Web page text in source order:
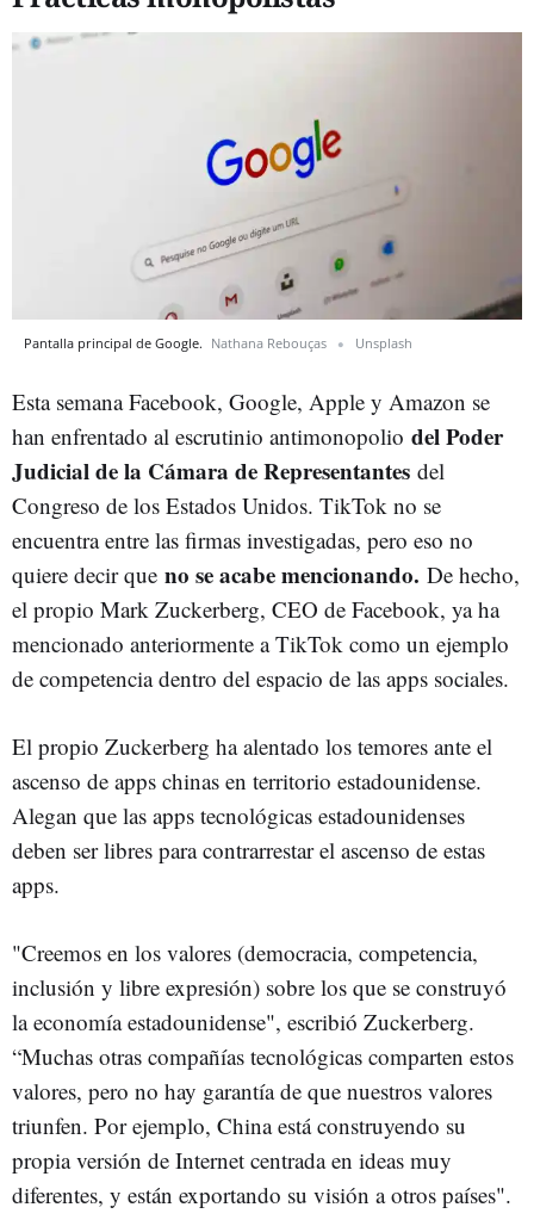
Pantalla principal de Google. Nathana Rebouças Unsplash
Esta semana Facebook, Google, Apple y Amazon se
han enfrentado al escrutinio antimonopolio del Poder
Judicial de la Cámara de Representantes del
Congreso de los Estados Unidos. TikTok no se
encuentra entre las firmas investigadas, pero eso no
quiere decir que no se acabe mencionando. De hecho,
el propio Mark Zuckerberg, CEO de Facebook, ya ha
mencionado anteriormente a TikTok como un ejemplo
de competencia dentro del espacio de las apps sociales.
El propio Zuckerberg ha alentado los temores ante el
ascenso de apps chinas en territorio estadounidense.
Alegan que las apps tecnológicas estadounidenses
deben ser libres para contrarrestar el ascenso de estas
apps.
"Creemos en los valores (democracia, competencia,
inclusión y libre expresión) sobre los que se construyó
la economía estadounidense", escribió Zuckerberg.
“Muchas otras compañías tecnológicas comparten estos
valores, pero no hay garantía de que nuestros valores
triunfen. Por ejemplo, China está construyendo su
propia versión de Internet centrada en ideas muy
diferentes, y están exportando su visión a otros países".